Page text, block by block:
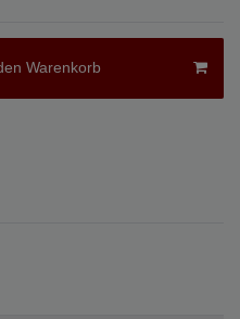
Warenkorb